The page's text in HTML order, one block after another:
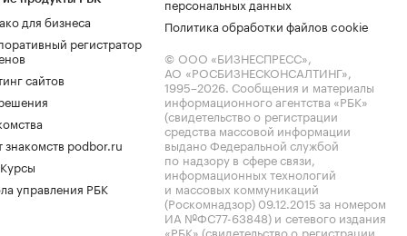
для бизнеса
регистратор
сайтов
знакомств podbor.ru
управления РБК
персональных данных
Политика обработки файлов cookie
© ООО «БИЗНЕСПРЕСС»,
АО «РОСБИЗНЕСКОНСАЛТИНГ»,
1995–2026. Сообщения и материалы
информационного агентства «РБК»
(свидетельство о регистрации
средства массовой информации
выдано Федеральной службой
по надзору в сфере связи,
информационных технологий
и массовых коммуникаций
(Роскомнадзор) 09.12.2015 за номером
ИА №ФС77-63848) и сетевого издания
«РБК» (свидетельство о регистрации